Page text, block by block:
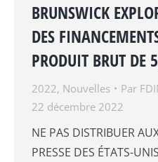
BRUNSWICK
DES
PRODUIT BRUT DE
2022, Nouvelles Par
22 décembre 2022
NE PAS DISTRIBUER
PRESSE DES ÉTATS-